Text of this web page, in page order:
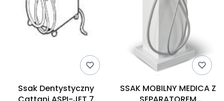
Ssak Dentystyczny
SSAK MOBILNY MEDICA Z